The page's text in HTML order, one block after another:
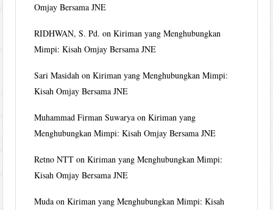
Omjay Bersama JNE
RIDHWAN, S. Pd. onKiriman yang Menghubungkan
Mimpi: Kisah Omjay Bersama JNE
Sari Masidah onKiriman yang Menghubungkan Mimpi:
Kisah Omjay Bersama JNE
Muhammad Firman Suwarya onKiriman yang
Menghubungkan Mimpi: Kisah Omjay Bersama JNE
Retno NTT onKiriman yang Menghubungkan Mimpi:
Kisah Omjay Bersama JNE
Muda onKiriman yang Menghubungkan Mimpi: Kisah